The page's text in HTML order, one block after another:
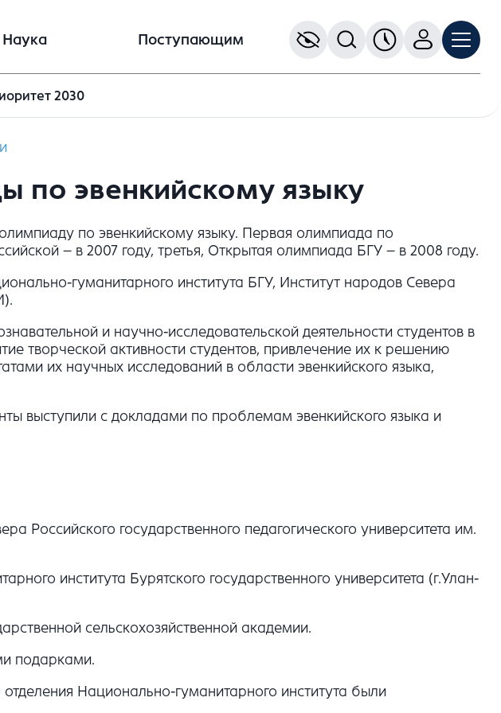
Наука Поступающим
2030
по эвенкийскому языку
по эвенкийскому языку. Первая олимпиада по
– в 2007 году, третья, Открытая олимпиада БГУ – в 2008 году.
гуманитарного института БГУ, Институт народов Севера
и научно-исследовательской деятельности студентов в
творческой активности студентов, привлечение их к решению
их научных исследований в области эвенкийского языка,
выступили с докладами по проблемам эвенкийского языка и
Российского государственного педагогического университета им.
института Бурятского государственного университета (г.Улан-
сельскохозяйственной академии.
подарками.
Национально-гуманитарного института были